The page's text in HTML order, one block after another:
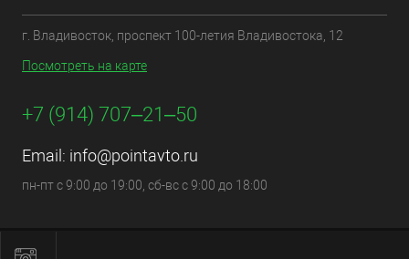
г. Владивосток, проспект 100-летия Владивостока, 12
Посмотреть на карте
+7 (914) 707‒21‒50
Email: info@pointavto.ru
пн-пт с 9:00 до 19:00, сб-вс с 9:00 до 18:00